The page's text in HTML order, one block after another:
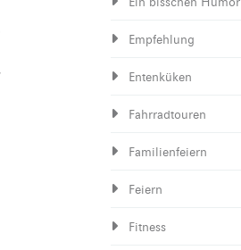
Ein bisschen Humor
Empfehlung
Entenküken
Fahrradtouren
Familienfeiern
Feiern
Fitness